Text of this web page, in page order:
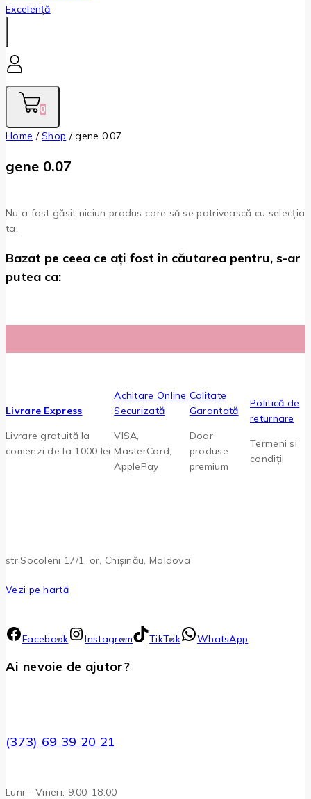
0
Home / Shop / gene 0.07
gene 0.07
Nu a fost găsit niciun produs care să se potrivească cu selecția
ta.
Bazat pe ceea ce ați fost în căutarea pentru, s-ar
putea ca:
Livrare Express
Livrare gratuită la
comenzi de la 1000 lei
Achitare Online
Securizată
VISA,
MasterCard,
ApplePay
Calitate
Garantată
Doar
produse
premium
Politică de
returnare
Termeni si
condiții
str.Socoleni 17/1, or, Chișinău, Moldova
Vezi pe hartă
Facebook Instagram TikTok WhatsApp
Ai nevoie de ajutor?
(373) 69 39 20 21
Luni – Vineri: 9:00-18:00